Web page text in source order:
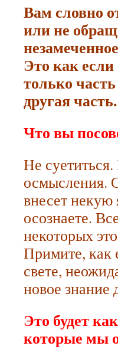
Вам словно
или не
Это как
только
другая часть.
Что вы
Не
осмысления.
внесет некую
осознаете.
некоторых
Примите, как
свете,
новое знание
Это будет
которые мы